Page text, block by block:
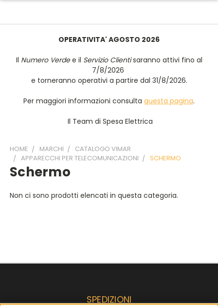
OPERATIVITA' AGOSTO 2026
Il Numero Verdee il Servizio Clientisaranno attivi fino al
7/8/2026
e torneranno operativi a partire dal 31/8/2026.
Per maggiori informazioni consulta questa pagina.
Il Team di Spesa Elettrica
HOME MARCHI
CATALOGO VIMAR
APPARECCHI PER TELECOMUNICAZIONI
SCHERMO
Schermo
Non ci sono prodotti elencati in questa categoria.
SPEDIZIONI